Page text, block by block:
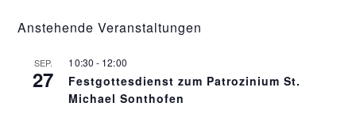
Anstehende Veranstaltungen
SEP.
27
10:30 - 12:00
Festgottesdienst zum Patrozinium St.
Michael Sonthofen